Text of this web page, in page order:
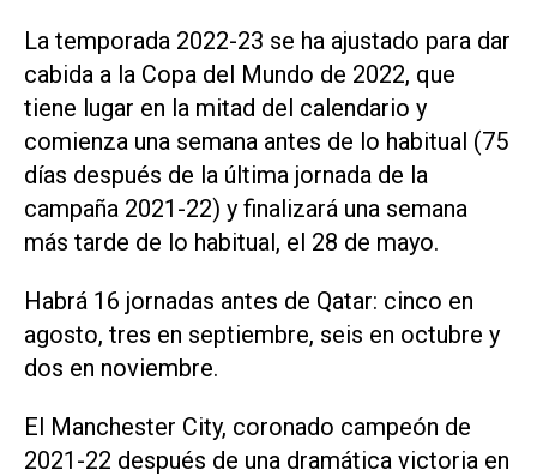
La temporada 2022-23 se ha ajustado para dar
cabida a la Copa del Mundo de 2022, que
tiene lugar en la mitad del calendario y
comienza una semana antes de lo habitual (75
días después de la última jornada de la
campaña 2021-22) y finalizará una semana
más tarde de lo habitual, el 28 de mayo.
Habrá 16 jornadas antes de Qatar: cinco en
agosto, tres en septiembre, seis en octubre y
dos en noviembre.
El Manchester City, coronado campeón de
2021-22 después de una dramática victoria en